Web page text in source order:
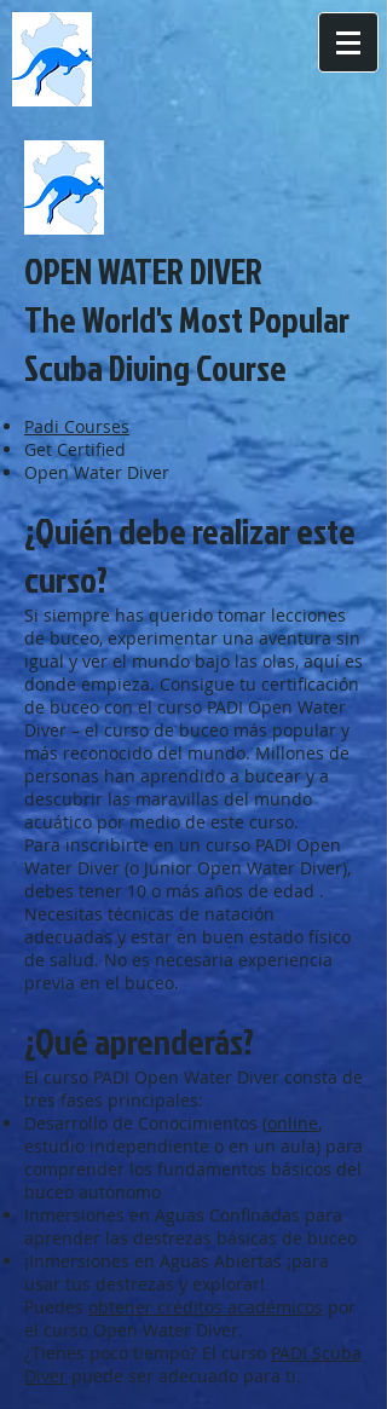
OPEN WATER DIVER
The World's Most Popular
Scuba Diving Course
Padi Courses
Get Certified
Open Water Diver
¿Quién debe realizar este
curso?
Si siempre has querido tomar lecciones
de buceo, experimentar una aventura sin
igual y ver el mundo bajo las olas, aquí es
donde empieza. Consigue tu certificación
de buceo con el curso PADI Open Water
Diver – el curso de buceo más popular y
más reconocido del mundo. Millones de
personas han aprendido a bucear y a
descubrir las maravillas del mundo
acuático por medio de este curso.
Para inscribirte en un curso PADI Open
Water Diver (o Junior Open Water Diver),
debes tener 10 o más años de edad .
Necesitas técnicas de natación
adecuadas y estar en buen estado físico
de salud. No es necesaria experiencia
previa en el buceo.
¿Qué aprenderás?
El curso PADI Open Water Diver consta de
tres fases principales:
Desarrollo de Conocimientos (online,
estudio independiente o en un aula) para
comprender los fundamentos básicos del
buceo autónomo
Inmersiones en Aguas Confinadas para
aprender las destrezas básicas de buceo
¡Inmersiones en Aguas Abiertas ¡para
usar tus destrezas y explorar!
Puedes obtener créditos académicos por
el curso Open Water Diver.
¿Tienes poco tiempo? El curso PADI Scuba
Diver puede ser adecuado para ti.